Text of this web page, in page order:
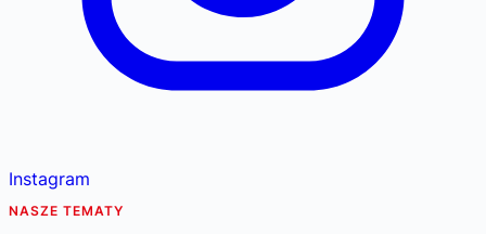
Instagram
NASZE TEMATY